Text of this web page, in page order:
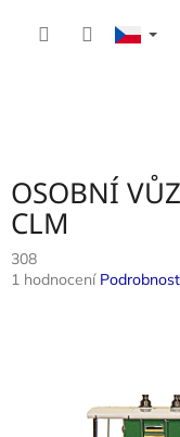
OSOBNÍ
CLM
308
Průměrné
1 hodnocení